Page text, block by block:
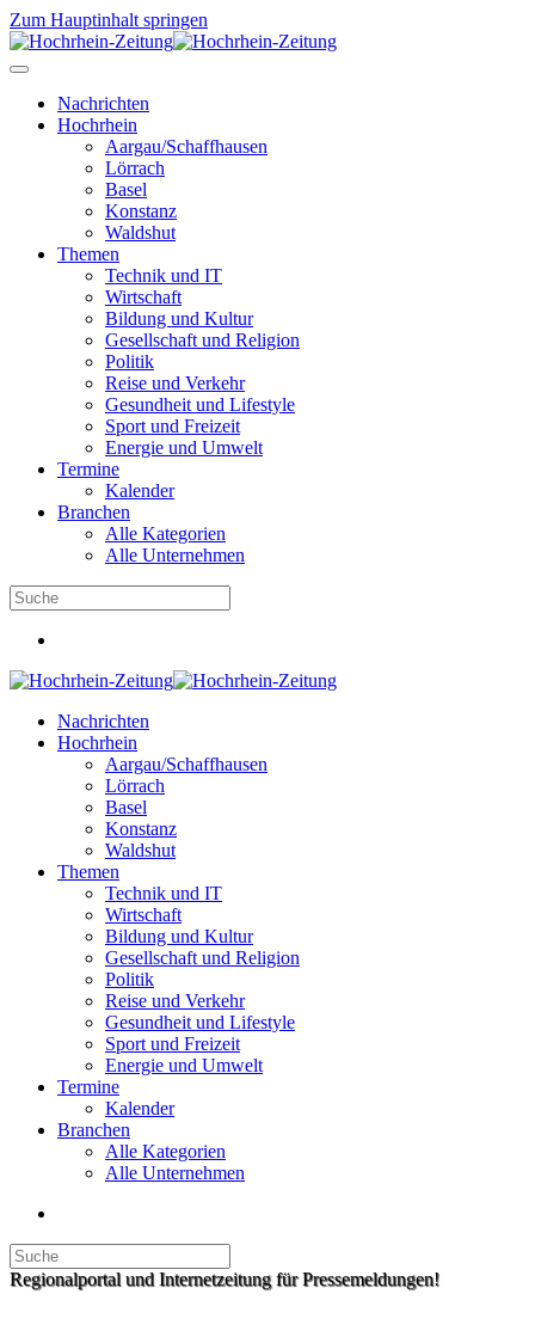
Zum Hauptinhalt springen
Nachrichten
Hochrhein
Aargau/Schaffhausen
Lörrach
Basel
Konstanz
Waldshut
Themen
Technik und IT
Wirtschaft
Bildung und Kultur
Gesellschaft und Religion
Politik
Reise und Verkehr
Gesundheit und Lifestyle
Sport und Freizeit
Energie und Umwelt
Termine
Kalender
Branchen
Alle Kategorien
Alle Unternehmen
Nachrichten
Hochrhein
Aargau/Schaffhausen
Lörrach
Basel
Konstanz
Waldshut
Themen
Technik und IT
Wirtschaft
Bildung und Kultur
Gesellschaft und Religion
Politik
Reise und Verkehr
Gesundheit und Lifestyle
Sport und Freizeit
Energie und Umwelt
Termine
Kalender
Branchen
Alle Kategorien
Alle Unternehmen
Regionalportal und Internetzeitung für Pressemeldungen!